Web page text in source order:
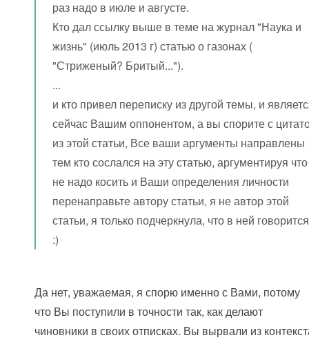
раз надо в июле и августе.
Кто дал ссылку выше в теме на журнал "Наука и
жизнь" (июль 2013 г) статью о газонах (
"Стриженый? Бритый...").
...
и кто привел переписку из другой темы, и
сейчас Вашим оппонентом, а вы спорите с
из этой статьи, Все ваши аргументы направлены
тем кто сослался на эту статью, аргументируя что
не надо косить и Ваши определения личности
перенаправьте автору статьи, я не автор этой
статьи, я только подчеркнула, что в ней
:)
Да нет, уважаемая, я спорю именно с Вами, потому
что Вы поступили в точности так, как делают
чиновники в своих отписках. Вы вырвали из